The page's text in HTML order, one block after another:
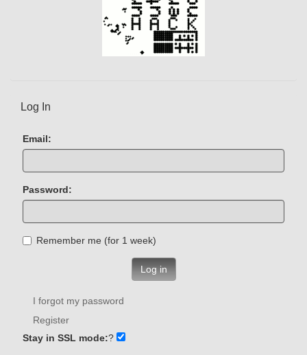
Log In
Email:
Password:
Remember me (for 1 week)
Log in
I forgot my password
Register
Stay in SSL mode:?